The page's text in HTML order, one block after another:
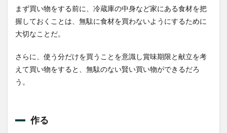
まず買い物をする前に、冷蔵庫の中身など家にある食材を把
握しておくことは、無駄に食材を買わないようにするために
大切なことだ。
さらに、使う分だけを買うことを意識し賞味期限と献立を考
えて買い物をすると、無駄のない賢い買い物ができるだろ
う。
作る